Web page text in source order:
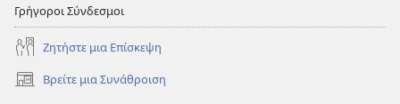
Γρήγοροι Σύνδεσμοι
Ζητήστε μια Επίσκεψη
Βρείτε μια Συνάθροιση
(ανοίγει